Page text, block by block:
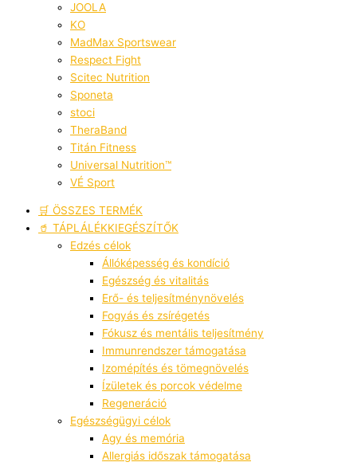
JOOLA
KO
MadMax Sportswear
Respect Fight
Scitec Nutrition
Sponeta
stoci
TheraBand
Titán Fitness
Universal Nutrition™
VÉ Sport
🛒 ÖSSZES TERMÉK
🥤 TÁPLÁLÉKKIEGÉSZÍTŐK
Edzés célok
Állóképesség és kondíció
Egészség és vitalitás
Erő- és teljesítménynövelés
Fogyás és zsírégetés
Fókusz és mentális teljesítmény
Immunrendszer támogatása
Izomépítés és tömegnövelés
Ízületek és porcok védelme
Regeneráció
Egészségügyi célok
Agy és memória
Allergiás időszak támogatása